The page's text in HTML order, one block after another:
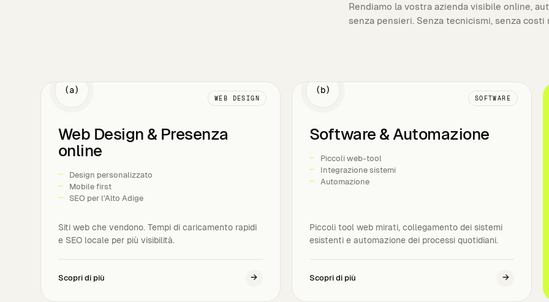
Rendiamo la vostra azienda visibile online,
senza pensieri. Senza tecnicismi, senza costi
(a)
WEB DESIGN
Web Design & Presenza
online
Design personalizzato
Mobile first
SEO per l'Alto Adige
Siti web che vendono. Tempi di caricamento rapidi
e SEO locale per più visibilità.
Scopri di più →
(b)
SOFTWARE
Software & Automazione
Piccoli web-tool
Integrazione sistemi
Automazione
Piccoli tool web mirati, collegamento dei sistemi
esistenti e automazione dei processi quotidiani.
Scopri di più →